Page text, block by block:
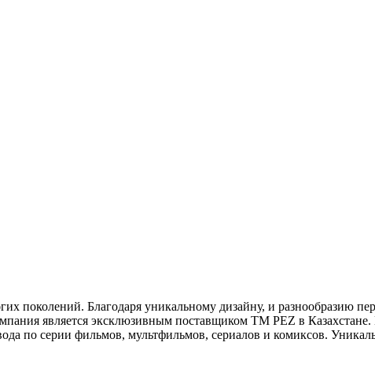
поколений. Благодаря уникальному дизайну, и разнообразию
является эксклюзивным поставщиком ТМ PEZ в
по серии фильмов, мультфильмов, сериалов и комиксов.